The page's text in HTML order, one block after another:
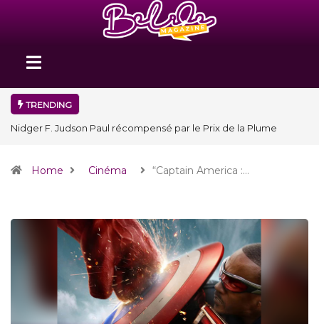
TRENDING
Nidger F. Judson Paul récompensé par le Prix de la Plume
Home Cinéma “Captain America :…